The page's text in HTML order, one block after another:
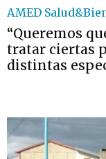
AMED
“Queremos
tratar ciertas
distintas